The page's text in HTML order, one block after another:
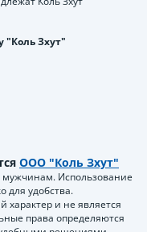
"Коль Зхут"
ООО "Коль Зхут"
Использование
для удобства.
и не является
права определяются